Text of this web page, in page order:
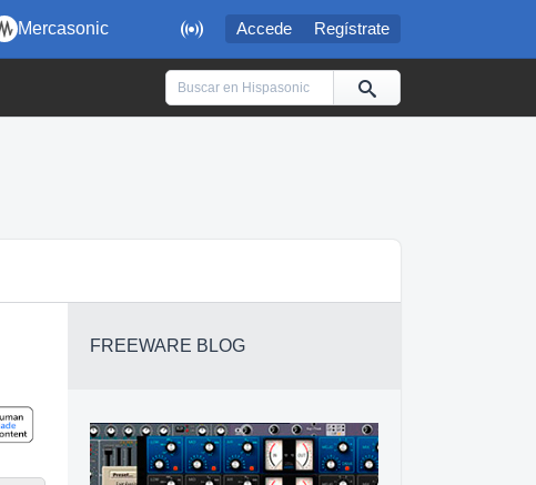
 Accede Regístrate
Mercasonic
FREEWARE BLOG